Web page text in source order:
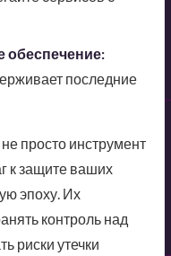
обеспечение:
последние
просто инструмент
к защите ваших
эпоху. Их
контроль над
риски утечки